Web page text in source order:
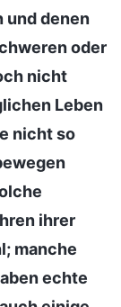
und denen
oder
nicht
Leben
nicht so
ihrer
manche
echte